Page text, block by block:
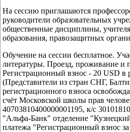
На сессию приглашаются
руководители образовательных
общественные дисциплины,
образования, правозащитных
Обучение на сессии бесплатное.
литературы. Проезд, проживание и
Регистрационный взнос - 20 USD
(Представители из стран СНГ,
регистрационного взноса
счёт Московской школы прав
40703810400000001195, к/с
"Альфа-Банк" отделение
платежа "Регистрационный взнос